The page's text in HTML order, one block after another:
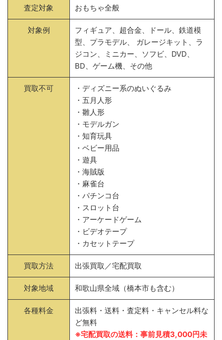
査定対象 おもちゃ全般
対象例
フィギュア、超合金、ドール、鉄道模
型、プラモデル、 ガレージキット、ラ
ジコン、ミニカー、ソフビ、DVD、
BD、ゲーム機、その他
買取不可
・ディズニー系のぬいぐるみ
・五月人形
・雛人形
・モデルガン
・知育玩具
・ベビー用品
・遊具
・海賊版
・麻雀台
・パチンコ台
・スロット台
・アーケードゲーム
・ビデオテープ
・カセットテープ
買取方法 出張買取／宅配買取
対象地域 和歌山県全域（橋本市も含む）
各種料金
出張料・送料・査定料・キャンセル料な
ど無料
※宅配買取の送料：事前見積3,000円未